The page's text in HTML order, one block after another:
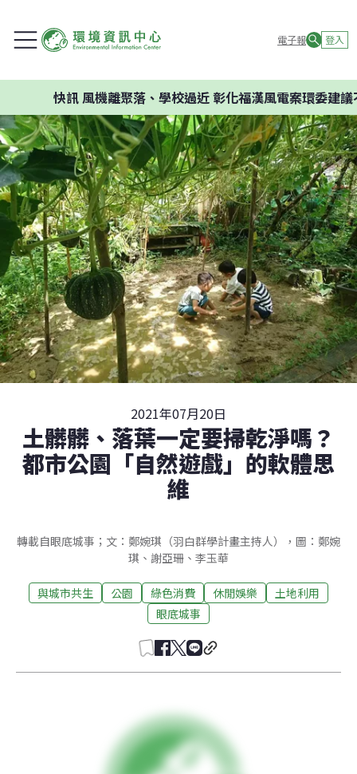
電子報 登入
風機離聚落、學校過近 彰化福漢風電案環委建議不應開發
2021年07月20日
土髒髒、落葉一定要掃乾淨嗎？
都市公園「自然遊戲」的軟體思
維
轉載自眼底城事；文：鄭婉琪（羽白群學計畫主持人），圖：鄭婉
琪、謝亞珊、李玉華
與城市共生 公園 綠色消費 休閒娛樂
土地利用
眼底城事